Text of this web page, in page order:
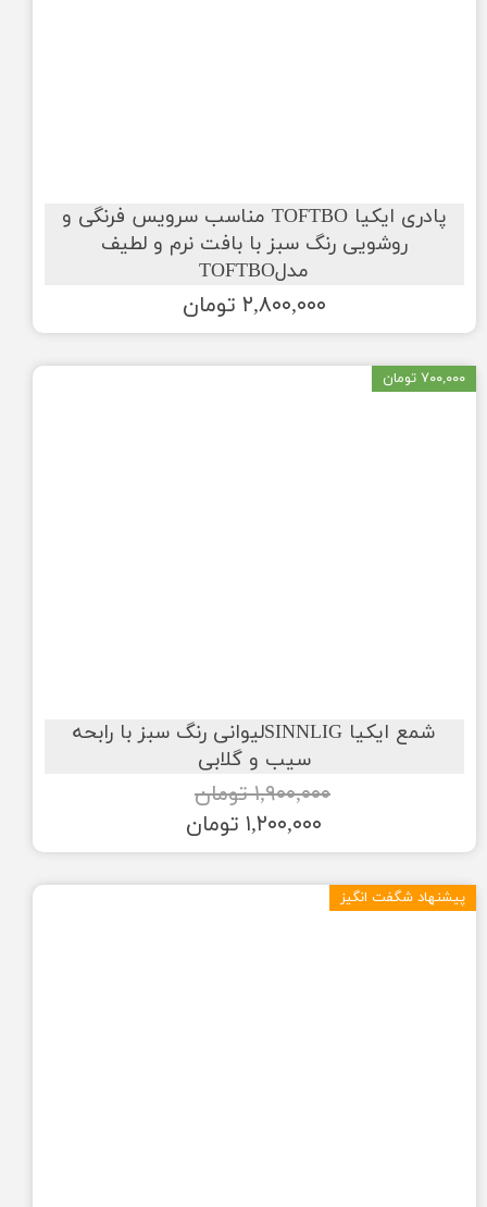
پادری ایکیا TOFTBO مناسب سرویس فرنگی و
روشویی رنگ سبز با بافت نرم و لطیف
مدلTOFTBO
۲,۸۰۰,۰۰۰ تومان
شمع ایکیا SINNLIGلیوانی رنگ سبز با رابحه
سیب و گلابی
۱,۹۰۰,۰۰۰ تومان
۱,۲۰۰,۰۰۰ تومان
۷۰۰,۰۰۰ تومان
پیشنهاد شگفت انگیز